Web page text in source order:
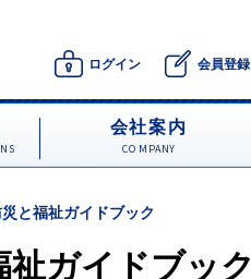
ログイン 会員登録
会社案内
COMPANY
災と福祉ガイドブック
祉ガイドブック